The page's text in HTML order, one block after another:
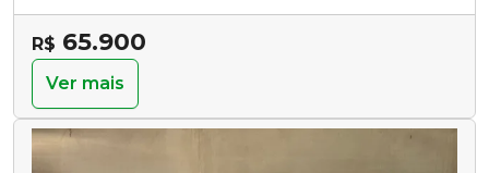
R$ 65.900
Ver mais